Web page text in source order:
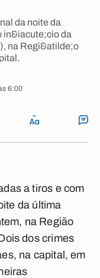
da noite da
in&iacute;cio da
na Regi&atilde;o
6:00
a tiros e com
da última
na Região
dos crimes
na capital, em